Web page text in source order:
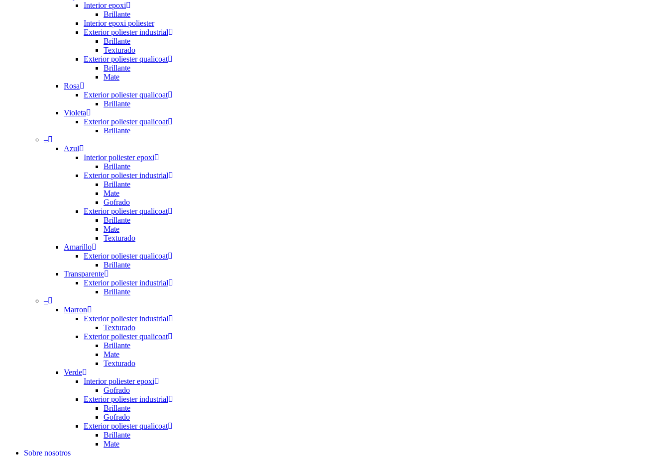
Interior epoxi
Brillante
Interior epoxi poliester
Exterior poliester industrial
Brillante
Texturado
Exterior poliester qualicoat
Brillante
Mate
Rosa
Exterior poliester qualicoat
Brillante
Violeta
Exterior poliester qualicoat
Brillante
–
Azul
Interior poliester epoxi
Brillante
Exterior poliester industrial
Brillante
Mate
Gofrado
Exterior poliester qualicoat
Brillante
Mate
Texturado
Amarillo
Exterior poliester qualicoat
Brillante
Transparente
Exterior poliester industrial
Brillante
–
Marron
Exterior poliester industrial
Texturado
Exterior poliester qualicoat
Brillante
Mate
Texturado
Verde
Interior poliester epoxi
Gofrado
Exterior poliester industrial
Brillante
Gofrado
Exterior poliester qualicoat
Brillante
Mate
Sobre nosotros